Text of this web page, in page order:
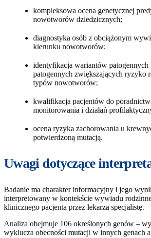
kompleksowa ocena genetycznej
nowotworów dziedzicznych;
diagnostyka osób z obciążonym
kierunku nowotworów;
identyfikacja wariantów
patogennych zwiększających ryzyko
typów nowotworów;
kwalifikacja pacjentów do
monitorowania i działań
ocena ryzyka zachorowania u
potwierdzoną mutacją.
Uwagi dotyczące
Badanie ma charakter informacyjny i jego
interpretowany w kontekście wywiadu
klinicznego pacjenta przez lekarza specjalistę.
Analiza obejmuje 106 określonych genów –
wyklucza obecności mutacji w innych genach